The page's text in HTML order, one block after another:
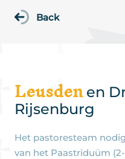
Back
Leusdenen
Rijsenburg
Het pastoresteam
van het Paastriduüm